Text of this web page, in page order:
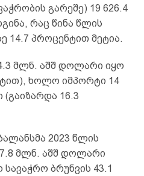
გარეშე) 19 626.4
რაც წინა წლის
14.7 პროცენტით მეტია.
მლნ. აშშ დოლარი იყო
ხოლო იმპორტი 14
16.3
2023 წლის
მლნ. აშშ დოლარი
ბრუნვის 43.1